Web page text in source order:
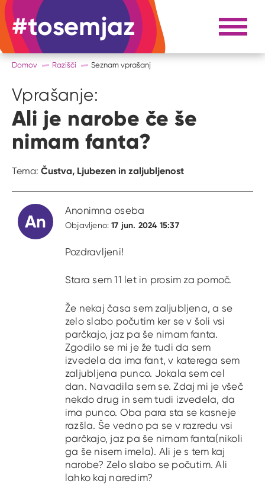
#tosemjaz #to sem jaz Razpri
Domov Razišči Seznam vprašanj
Vprašanje:
Ali je narobe če še
nimam fanta?
Tema: Čustva, Ljubezen in zaljubljenost
An
Anonimna oseba
Objavljeno:17 jun. 2024 15:37
Pozdravljeni!
Stara sem 11 let in prosim za pomoč.
Že nekaj časa sem zaljubljena, a se
zelo slabo počutim ker se v šoli vsi
parčkajo, jaz pa še nimam fanta.
Zgodilo se mi je že tudi da sem
izvedela da ima fant, v katerega sem
zaljubljena punco. Jokala sem cel
dan. Navadila sem se. Zdaj mi je všeč
nekdo drug in sem tudi izvedela, da
ima punco. Oba para sta se kasneje
razšla. Še vedno pa se v razredu vsi
parčkajo, jaz pa še nimam fanta(nikoli
ga še nisem imela). Ali je s tem kaj
narobe? Zelo slabo se počutim. Ali
lahko kaj naredim?